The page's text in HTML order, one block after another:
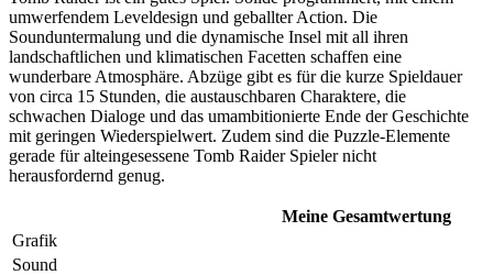
umwerfendem Leveldesign und geballter Action. Die
Sounduntermalung und die dynamische Insel mit all ihren
landschaftlichen und klimatischen Facetten schaffen eine
wunderbare Atmosphäre. Abzüge gibt es für die kurze Spieldauer
von circa 15 Stunden, die austauschbaren Charaktere, die
schwachen Dialoge und das umambitionierte Ende der Geschichte
mit geringen Wiederspielwert. Zudem sind die Puzzle-Elemente
gerade für alteingesessene Tomb Raider Spieler nicht
herausfordernd genug.
Meine Gesamtwertung
Grafik
Sound